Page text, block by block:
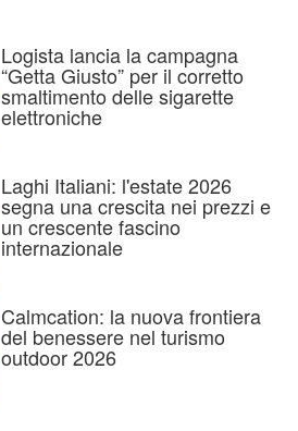
Logista lancia la campagna
“Getta Giusto” per il corretto
smaltimento delle sigarette
elettroniche
Laghi Italiani: l'estate 2026
segna una crescita nei prezzi e
un crescente fascino
internazionale
Calmcation: la nuova frontiera
del benessere nel turismo
outdoor 2026